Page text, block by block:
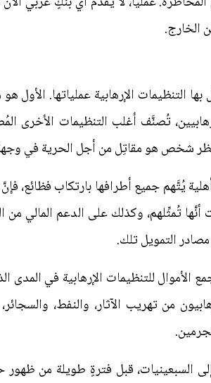
الخارج.
التنظيمات الإرهابية عملياتها.
تُصنَّف أغلب التنظيمات الأخرى
نظر شخص هو مقاتِل من أجل الحرية في
جميع أطرافها بارتكاب فظائع،
تُمثِّلهم، وكذلك على الدعم المالي من
التمويل تلك.
الأموال للتنظيمات الإرهابية في
من تهريب الآثار، والنفط،
السبعينيات، قبل فترةٍ طويلة من